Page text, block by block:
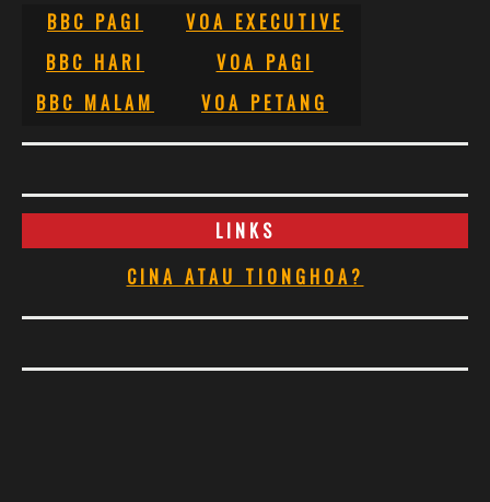
BBC PAGI
VOA EXECUTIVE
BBC HARI
VOA PAGI
BBC MALAM
VOA PETANG
LINKS
CINA ATAU TIONGHOA?